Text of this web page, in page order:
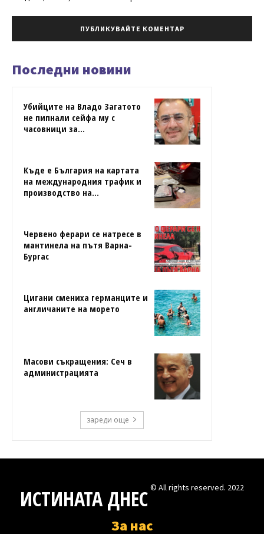
Последни новини
Убийците на Владо Загатото
не пипнали сейфа му с
часовници за...
Къде е България на картата
на международния трафик и
производство на...
Червено ферари се натресе в
мантинела на пътя Варна-
Бургас
Цигани смениха германците и
англичаните на морето
Масови съкращения: Сеч в
администрацията
зареди още
ИСТИНАТА ДНЕС © All rights reserved. 2022
За нас